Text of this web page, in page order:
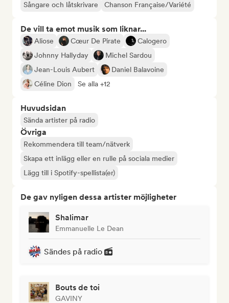
Sångare och låtskrivare
Chanson Française/Variété
De vill ta emot musik som liknar...
Aliose Cœur De Pirate
Calogero
Johnny Hallyday
Michel Sardou
Jean-Louis Aubert
Daniel Balavoine
Céline Dion
Se alla +12
Huvudsidan
Sända artister på radio
Övriga
Rekommendera till team/nätverk
Skapa ett inlägg eller en rulle på sociala medier
Lägg till i Spotify-spellista(er)
De gav nyligen dessa artister möjligheter
Shalimar
Emmanuelle Le Dean
Sändes på radio
Bouts de toi
GAVINY